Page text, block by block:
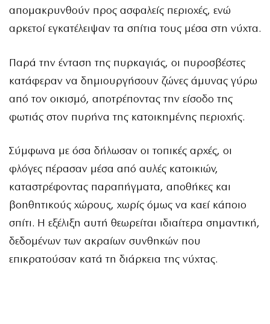
απομακρυνθούν προς ασφαλείς περιοχές, ενώ
αρκετοί εγκατέλειψαν τα σπίτια τους μέσα στη νύχτα.
Παρά την ένταση της πυρκαγιάς, οι πυροσβέστες
κατάφεραν να δημιουργήσουν ζώνες άμυνας γύρω
από τον οικισμό, αποτρέποντας την είσοδο της
φωτιάς στον πυρήνα της κατοικημένης περιοχής.
Σύμφωνα με όσα δήλωσαν οι τοπικές αρχές, οι
φλόγες πέρασαν μέσα από αυλές κατοικιών,
καταστρέφοντας παραπήγματα, αποθήκες και
βοηθητικούς χώρους, χωρίς όμως να καεί κάποιο
σπίτι. Η εξέλιξη αυτή θεωρείται ιδιαίτερα σημαντική,
δεδομένων των ακραίων συνθηκών που
επικρατούσαν κατά τη διάρκεια της νύχτας.